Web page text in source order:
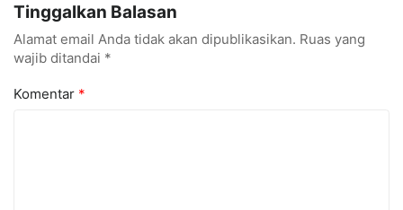
Tinggalkan Balasan
Alamat email Anda tidak akan dipublikasikan. Ruas yang
wajib ditandai *
Komentar *